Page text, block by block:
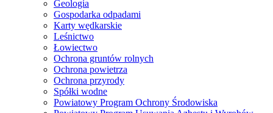
Geologia
Gospodarka odpadami
Karty wędkarskie
Leśnictwo
Łowiectwo
Ochrona gruntów rolnych
Ochrona powietrza
Ochrona przyrody
Spółki wodne
Powiatowy Program Ochrony Środowiska